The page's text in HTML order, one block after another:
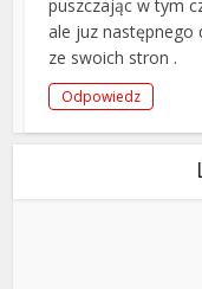
puszczając w tym
ale juz następnego
ze swoich stron .
Odpowiedz